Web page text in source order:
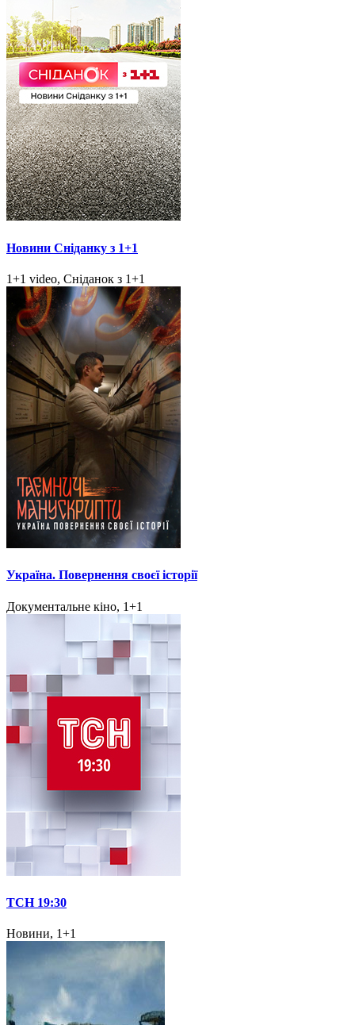
Новини Сніданку з 1+1
1+1 video, Сніданок з 1+1
Україна. Повернення своєї історії
Документальне кіно, 1+1
ТСН 19:30
Новини, 1+1